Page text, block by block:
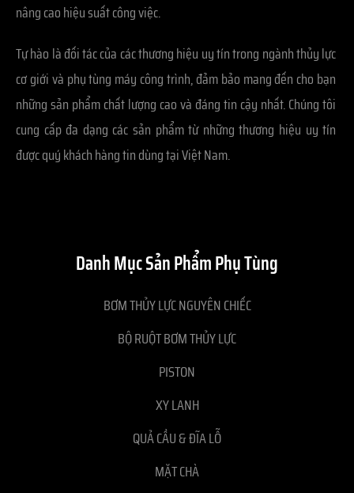
nâng cao hiệu suất công việc.
Tự hào là đối tác của các thương hiệu uy tín trong ngành thủy lực
cơ giới và phụ tùng máy công trình, đảm bảo mang đến cho bạn
những sản phẩm chất lượng cao và đáng tin cậy nhất. Chúng tôi
cung cấp đa dạng các sản phẩm từ những thương hiệu uy tín
được quý khách hàng tin dùng tại Việt Nam.
Danh Mục Sản Phẩm Phụ Tùng
BƠM THỦY LỰC NGUYÊN CHIẾC
BỘ RUỘT BƠM THỦY LỰC
PISTON
XY LANH
QUẢ CẦU & ĐĨA LỖ
MẶT CHÀ